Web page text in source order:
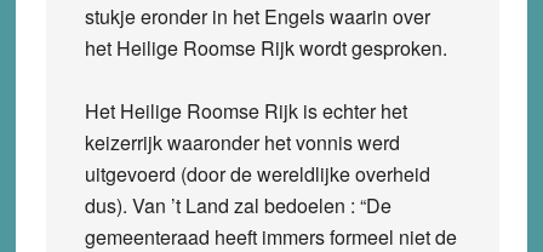
stukje eronder in het Engels waarin over
het Heilige Roomse Rijk wordt gesproken.
Het Heilige Roomse Rijk is echter het
keizerrijk waaronder het vonnis werd
uitgevoerd (door de wereldlijke overheid
dus). Van ’t Land zal bedoelen : “De
gemeenteraad heeft immers formeel niet de